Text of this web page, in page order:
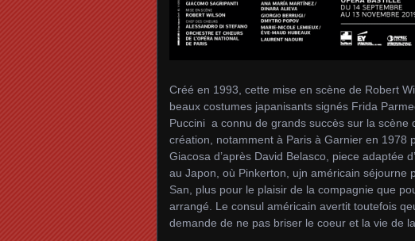
Créé en 1993, cette mise en scène de Robert
beaux costumes japanisants signés Frida
Puccini a connu de grands succès sur la scène
création, notamment à Paris à Garnier en 1978
Giacosa d’après David Belasco, piece adaptée
au Japon, où Pinkerton, ujn américain séjourne
San, plus pour le plaisir de la compagnie que
arrangé. Le consul américain avertit toutefois
demande de ne pas briser le coeur et la vie de